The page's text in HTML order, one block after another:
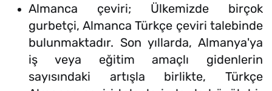
Almanca çeviri; Ülkemizde birçok
gurbetçi, Almanca Türkçe çeviri talebinde
bulunmaktadır. Son yıllarda, Almanya'ya
iş veya eğitim amaçlı gidenlerin
sayısındaki artışla birlikte, Türkçe